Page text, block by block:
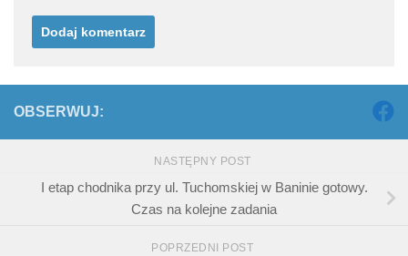
OBSERWUJ:
NASTĘPNY POST
I etap chodnika przy ul. Tuchomskiej w Baninie gotowy.
Czas na kolejne zadania
POPRZEDNI POST